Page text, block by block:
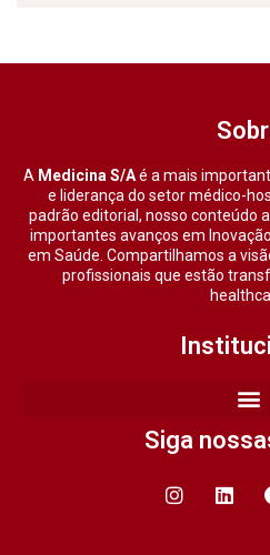
A Medicina S/Aé a mais
e liderança do setor médico-
padrão editorial, nosso conteúdo
importantes avanços em
em Saúde. Compartilhamos a
profissionais que estão
Siga